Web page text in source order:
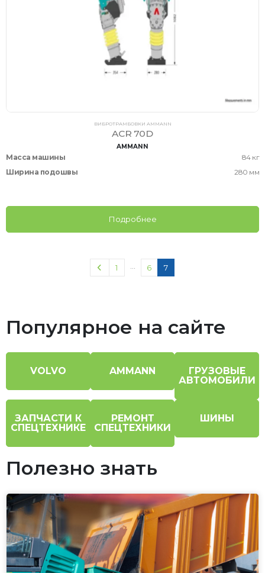
ВИБРОТРАМБОВКИ AMMANN
ACR 70D
AMMANN
Масса машины
84 кг
Ширина подошвы
280 мм
Подробнее
1 6 7
Популярное на сайте
VOLVO AMMANN
ГРУЗОВЫЕ
АВТОМОБИЛИ
ЗАПЧАСТИ К
СПЕЦТЕХНИКЕ
РЕМОНТ
СПЕЦТЕХНИКИ
ШИНЫ
Полезно знать